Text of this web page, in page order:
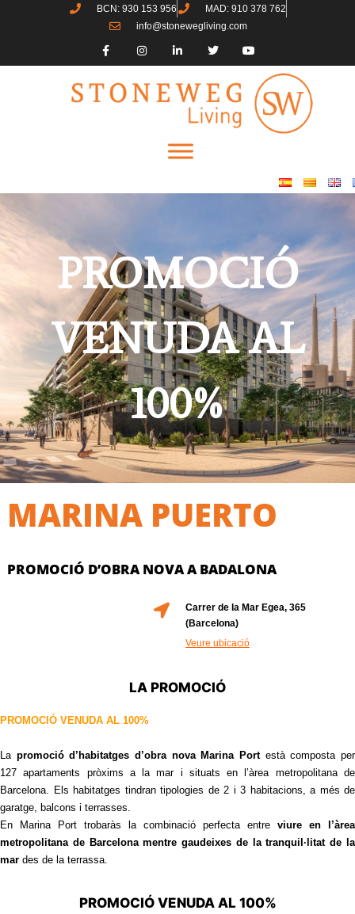
BCN: 930 153 956
MAD: 910 378 762
info@stonewegliving.com
PROMOCIÓ
VENUDA AL
100%
MARINA PUERTO
PROMOCIÓ D’OBRA NOVA A BADALONA
Carrer de la Mar Egea, 365
(Barcelona)
Veure ubicació
LA PROMOCIÓ
PROMOCIÓ VENUDA AL 100%
La promoció d’habitatges d’obra nova Marina Port està composta per
127 apartaments pròxims a la mar i situats en l’àrea metropolitana de
Barcelona. Els habitatges tindran tipologies de 2 i 3 habitacions, a més de
garatge, balcons i terrasses.
En Marina Port trobaràs la combinació perfecta entre viure en l’àrea
metropolitana de Barcelona mentre gaudeixes de la tranquil·litat de la
mar des de la terrassa.
PROMOCIÓ VENUDA AL 100%